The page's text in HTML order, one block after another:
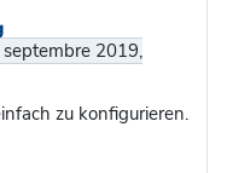
2019,
zu konfigurieren.